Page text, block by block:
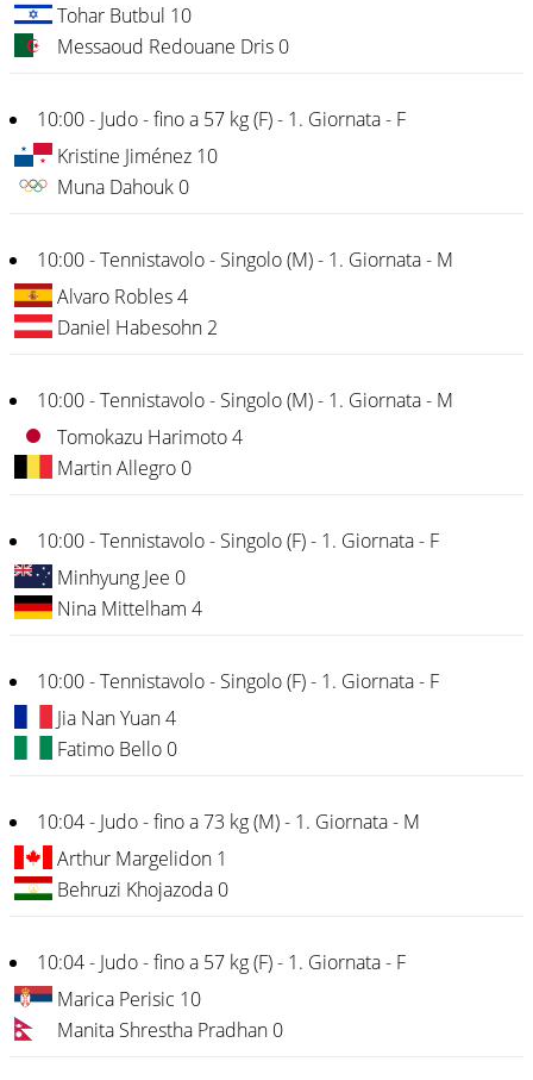
Tohar Butbul 10
Messaoud Redouane Dris 0
10:00 - Judo - fino a 57 kg (F) - 1. Giornata - F
Kristine Jiménez 10
Muna Dahouk 0
10:00 - Tennistavolo - Singolo (M) - 1. Giornata - M
Alvaro Robles 4
Daniel Habesohn 2
10:00 - Tennistavolo - Singolo (M) - 1. Giornata - M
Tomokazu Harimoto 4
Martin Allegro 0
10:00 - Tennistavolo - Singolo (F) - 1. Giornata - F
Minhyung Jee 0
Nina Mittelham 4
10:00 - Tennistavolo - Singolo (F) - 1. Giornata - F
Jia Nan Yuan 4
Fatimo Bello 0
10:04 - Judo - fino a 73 kg (M) - 1. Giornata - M
Arthur Margelidon 1
Behruzi Khojazoda 0
10:04 - Judo - fino a 57 kg (F) - 1. Giornata - F
Marica Perisic 10
Manita Shrestha Pradhan 0